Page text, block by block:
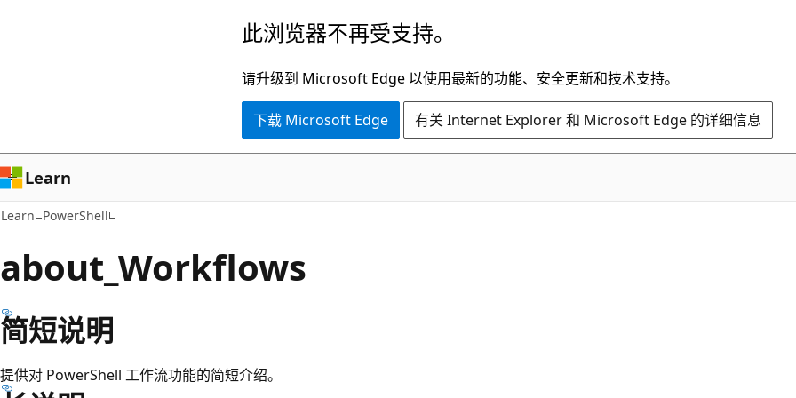
容
此浏览器不再受支持。
请升级到 Microsoft Edge 以使用最新的功能、安全更新和技术支持。
下载 Microsoft Edge 有关 Internet Explorer 和 Microsoft Edge 的详细信息
Learn
Learn PowerShell
about_Workflows
简短说明
提供对 PowerShell 工作流功能的简短介绍。